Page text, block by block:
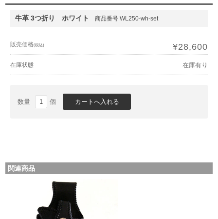
牛革 3つ折り ホワイト 商品番号 WL250-wh-set
販売価格(税込) ¥28,600
在庫状態 在庫有り
数量 個
関連商品